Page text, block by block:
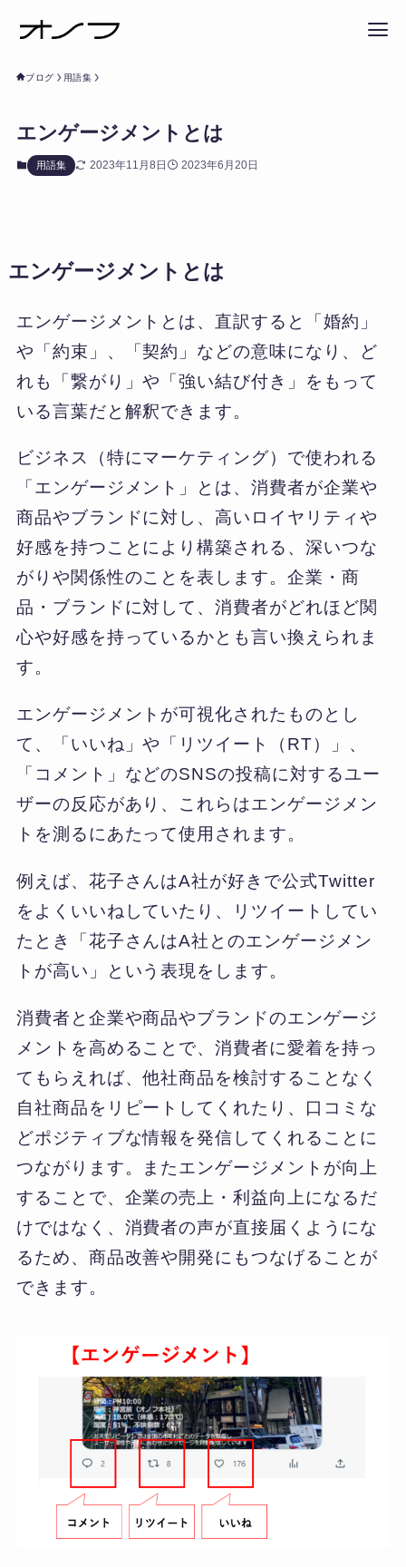
ブログ 用語集
エンゲージメントとは
用語集 2023年11月8日 2023年6月20日
エンゲージメントとは
エンゲージメントとは、直訳すると「婚約」
や「約束」、「契約」などの意味になり、ど
れも「繋がり」や「強い結び付き」をもって
いる言葉だと解釈できます。
ビジネス（特にマーケティング）で使われる
「エンゲージメント」とは、消費者が企業や
商品やブランドに対し、高いロイヤリティや
好感を持つことにより構築される、深いつな
がりや関係性のことを表します。企業・商
品・ブランドに対して、消費者がどれほど関
心や好感を持っているかとも言い換えられま
す。
エンゲージメントが可視化されたものとし
て、「いいね」や「リツイート（RT）」、
「コメント」などのSNSの投稿に対するユー
ザーの反応があり、これらはエンゲージメン
トを測るにあたって使用されます。
例えば、花子さんはA社が好きで公式Twitter
をよくいいねしていたり、リツイートしてい
たとき「花子さんはA社とのエンゲージメン
トが高い」という表現をします。
消費者と企業や商品やブランドのエンゲージ
メントを高めることで、消費者に愛着を持っ
てもらえれば、他社商品を検討することなく
自社商品をリピートしてくれたり、口コミな
どポジティブな情報を発信してくれることに
つながります。またエンゲージメントが向上
することで、企業の売上・利益向上になるだ
けではなく、消費者の声が直接届くようにな
るため、商品改善や開発にもつなげることが
できます。